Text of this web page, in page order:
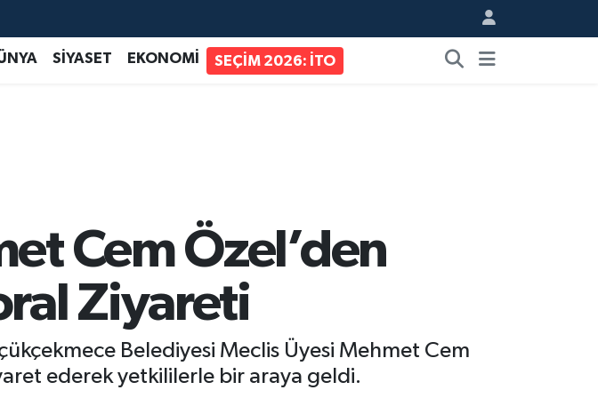
SİYASET EKONOMİ SEÇİM 2026: İTO
Cem Özel’den
Ziyareti
Belediyesi Meclis Üyesi Mehmet Cem
ederek yetkililerle bir araya geldi.